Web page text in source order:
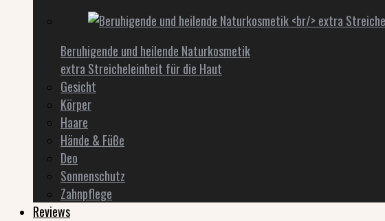
Beruhigende und heilende Naturkosmetik
extra Streicheleinheit für die Haut
Gesicht
Körper
Haare
Hände & Füße
Deo
Sonnenschutz
Zahnpflege
Reviews